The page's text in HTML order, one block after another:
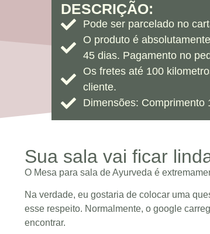
DESCRIÇÃO:
Pode ser parcelado no
O produto é
45 dias. Pagamento no
Os fretes até 100
cliente.
Dimensões: Comprimento
Sua sala vai ficar
O Mesa para sala de Ayurveda é
Na verdade, eu gostaria de colocar uma
esse respeito. Normalmente, o google
encontrar.